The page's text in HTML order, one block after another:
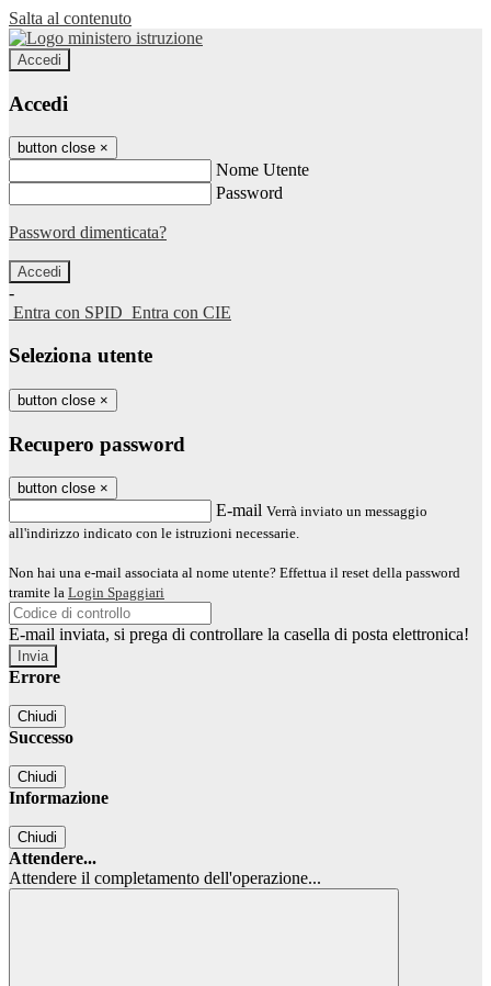
Salta al contenuto
Accedi
Accedi
button close ×
Nome Utente
Password
Password dimenticata?
-
Entra con SPID Entra con CIE
Seleziona utente
button close ×
Recupero password
button close ×
E-mail Verrà inviato un messaggio
all'indirizzo indicato con le istruzioni necessarie.
Non hai una e-mail associata al nome utente? Effettua il reset della password
tramite la Login Spaggiari
E-mail inviata, si prega di controllare la casella di posta elettronica!
Errore
Chiudi
Successo
Chiudi
Informazione
Chiudi
Attendere...
Attendere il completamento dell'operazione...